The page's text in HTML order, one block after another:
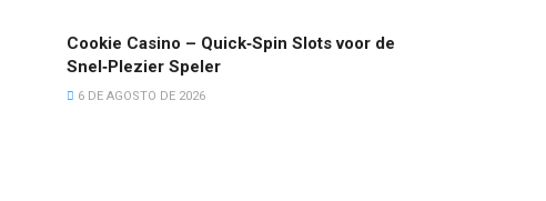
Cookie Casino – Quick‑Spin Slots voor de
Snel‑Plezier Speler
6 DE AGOSTO DE 2026